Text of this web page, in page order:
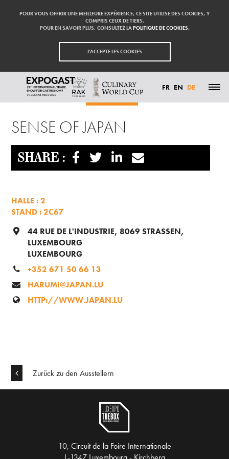
POUR VOUS OFFRIR UNE MEILLEURE EXPÉRIENCE, CE SITE UTILISE DES COOKIES, Y
COMPRIS CEUX DE TIERS.
POUR EN SAVOIR PLUS, CONSULTEZ LAPOLITIQUE DE COOKIES.
J'ACCEPTE LES COOKIES
FR EN DE
TEILNEHMEN
AUSSTELLER
PRESSE
KONTAKT
PARTNER
Startseite Aussteller SENSE OF JAPAN
SENSE OF JAPAN
SHARE :
HALLE : 2
STAND : 2C67
44 RUE DE L'INDUSTRIE, 8069 STRASSEN,
LUXEMBOURG
LUXEMBOURG
+352 671 50 66 13
HARUMI@JAPAN.LU
HTTP://WWW.JAPAN.LU
Zurück zu den Ausstellern
10, Circuit de la Foire Internationale